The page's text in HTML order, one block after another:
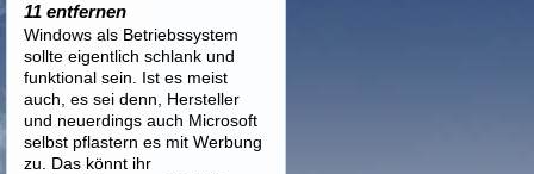
11 entfernen
Windows als Betriebssystem
sollte eigentlich schlank und
funktional sein. Ist es meist
auch, es sei denn, Hersteller
und neuerdings auch Microsoft
selbst pflastern es mit Werbung
zu. Das könnt ihr